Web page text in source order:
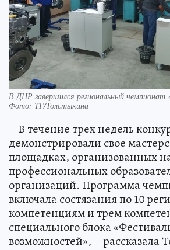
В ДНР завершился региональный чемпионат
Фото: ТГ/Толстыкина
– В течение трех недель
демонстрировали свое
площадках, организованных
профессиональных
организаций. Программа
включала состязания по 10
компетенциям и трем
специального блока
возможностей», – рассказала